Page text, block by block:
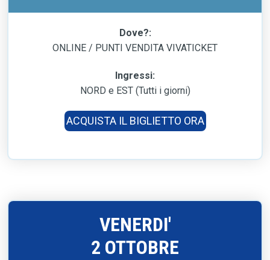
Dove?:
ONLINE / PUNTI VENDITA VIVATICKET
Ingressi:
NORD e EST (Tutti i giorni)
ACQUISTA IL BIGLIETTO ORA
VENERDI'
2 OTTOBRE